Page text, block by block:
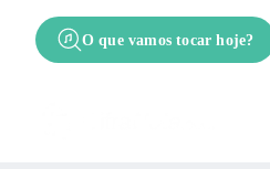
O que vamos tocar hoje?